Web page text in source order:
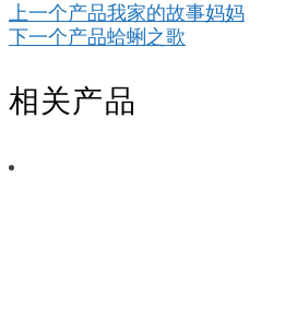
上一个产品我家的故事妈妈
下一个产品蛤蜊之歌
相关产品